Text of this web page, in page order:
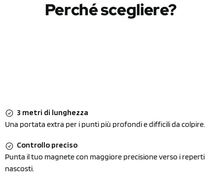
Perché scegliere?
3 metri di lunghezza
Una portata extra per i punti più profondi e difficili da colpire.
Controllo preciso
Punta il tuo magnete con maggiore precisione verso i reperti
nascosti.